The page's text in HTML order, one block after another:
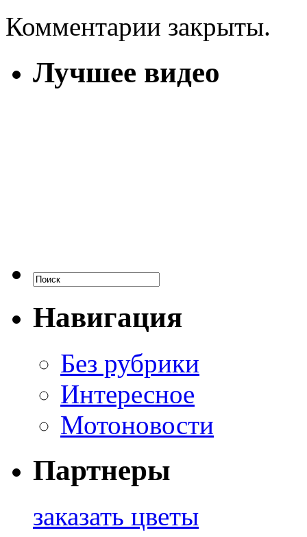
Комментарии закрыты.
Лучшее видео
Навигация
Без рубрики
Интересное
Мотоновости
Партнеры
заказать цветы